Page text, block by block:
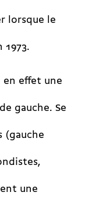
lorsque le
1973.
en effet une
gauche. Se
(gauche
une